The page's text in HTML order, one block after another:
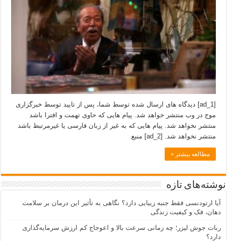
[ad_1] دیدگاه های ارسال شده توسط شما، پس از تایید توسط خبرگزاری
موج در وب منتشر خواهد شد. پیام هایی که حاوی تهمت و افترا باشد
منتشر نخواهد شد. پیام هایی که به غیر از زبان فارسی یا غیرمرتبط باشد
منتشر نخواهد شد. [ad_2] منبع
مطالعه بیشتر »
نوشته‌های تازه
آیا ارتودنسی فقط جنبه زیبایی دارد؟ نگاهی به تأثیر این درمان بر سلامت
دهان، فک و کیفیت زندگی
ربات جوش لیزر؛ چه زمانی سرعت بالا و اعوجاج کم ارزش سرمایه‌گذاری
دارد؟